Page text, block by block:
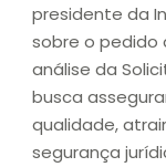
presidente da
sobre o pedido
análise da
busca
qualidade,
segurança